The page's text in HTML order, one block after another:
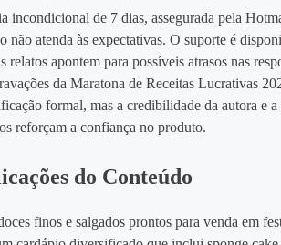
incondicional de 7 dias, assegurada pela
não atenda às expectativas. O suporte é
relatos apontem para possíveis atrasos nas
da Maratona de Receitas Lucrativas
formal, mas a credibilidade da autora e a
reforçam a confiança no produto.
do Conteúdo
finos e salgados prontos para venda em